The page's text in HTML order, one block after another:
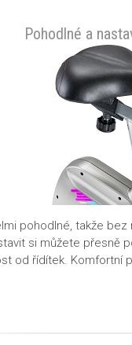
Pohodlné a
pohodlné, takže
si můžete přesně
od řídítek. Komfortní